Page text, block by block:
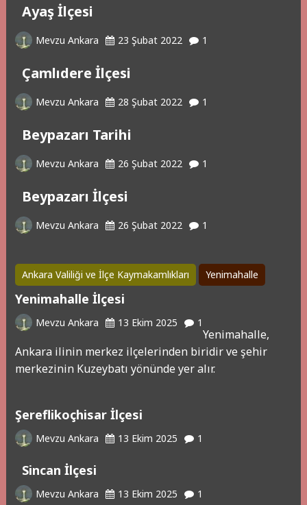
Ayaş İlçesi
Mevzu Ankara 23 Şubat 2022 1
Çamlıdere İlçesi
Mevzu Ankara 28 Şubat 2022 1
Beypazarı Tarihi
Mevzu Ankara 26 Şubat 2022 1
Beypazarı İlçesi
Mevzu Ankara 26 Şubat 2022 1
Ankara Valiliği ve İlçe Kaymakamlıkları Yenimahalle
Yenimahalle İlçesi
Mevzu Ankara 13 Ekim 2025 1
Yenimahalle,
Ankara ilinin merkez ilçelerinden biridir ve şehir
merkezinin Kuzeybatı yönünde yer alır.
Şereflikoçhisar İlçesi
Mevzu Ankara 13 Ekim 2025 1
Sincan İlçesi
Mevzu Ankara 13 Ekim 2025 1